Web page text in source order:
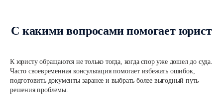
С какими вопросами помогает юрист
К юристу обращаются не только тогда, когда спор уже дошел до суда.
Часто своевременная консультация помогает избежать ошибок,
подготовить документы заранее и выбрать более выгодный путь
решения проблемы.